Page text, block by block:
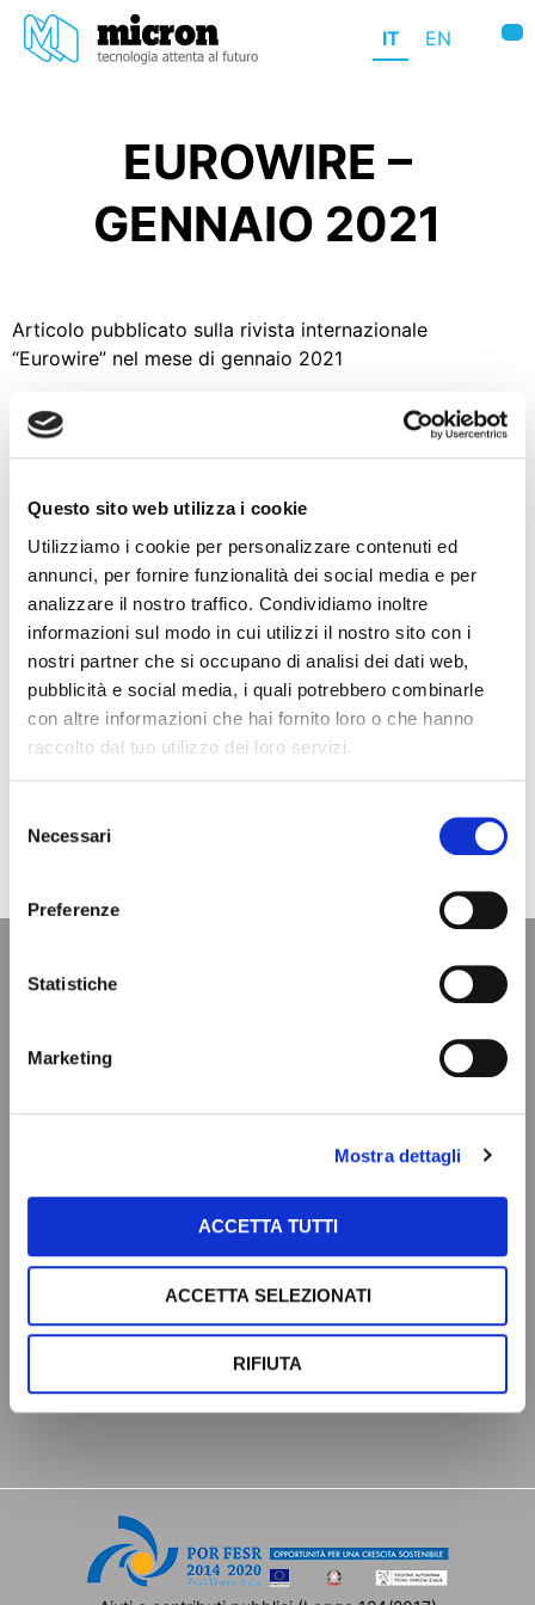
Questo sito web utilizza i cookie
Utilizziamo i cookie per personalizzare contenuti ed
annunci, per fornire funzionalità dei social media e per
analizzare il nostro traffico. Condividiamo inoltre
informazioni sul modo in cui utilizzi il nostro sito con i
nostri partner che si occupano di analisi dei dati web,
pubblicità e social media, i quali potrebbero combinarle
con altre informazioni che hai fornito loro o che hanno
raccolto dal tuo utilizzo dei loro servizi.
delNecessari
Preferenze
Statistiche
Marketing
Mostra dettagli
ACCETTA TUTTI
ACCETTA SELEZIONATI
RIFIUTA
Skip
EUROWIRE –
GENNAIO 2021
Articolo pubblicato sulla rivista internazionale
“Eurowire” nel mese di gennaio 2021
meccaniche di precisione con servizi di tornitura e fresatura a
Tecnologia
Lavorazioni meccaniche
Lavorazioni
odontotecniche
Filiere di smaltatura
Settori